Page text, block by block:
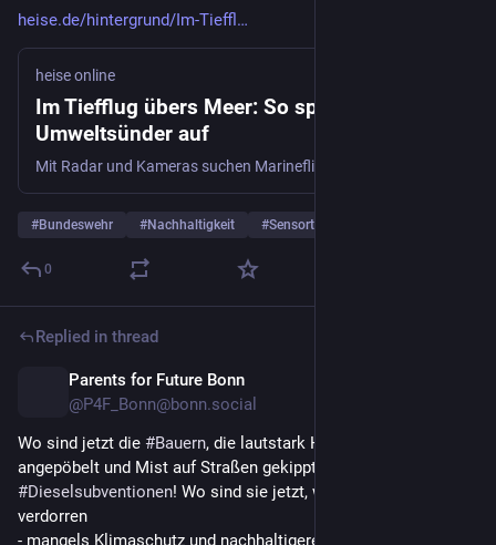
heise.de/hintergrund/Im-Tieffl
heise online
Im Tiefflug übers Meer: So spüren Öljäger
Umweltsünder auf
#Bundeswehr #Nachhaltigkeit #Sensortechnik
0
Replied in thread
Parents for Future Bonn
@P4F_Bonn@bonn.social
Wo sind jetzt die #Bauern, die lautstark Herrn
#Dieselsubventionen! Wo sind sie jetzt, wo ihre
verdorren
- mangels Klimaschutz und nachhaltigerer